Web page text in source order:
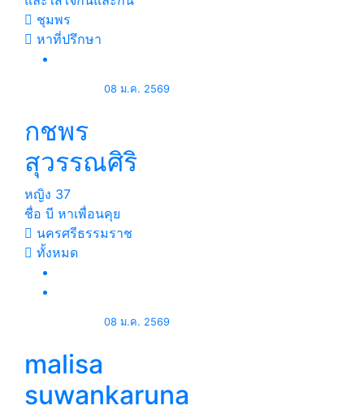
ชุมพร
หาที่ปรึกษา
08 ม.ค. 2569
กชพร
สุวรรณศิริ
หญิง 37
ชื่อ บี หาเพื่อนคุย
นครศรีธรรมราช
ทั้งหมด
08 ม.ค. 2569
malisa
suwankaruna